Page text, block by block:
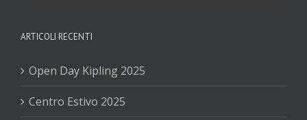
ARTICOLI RECENTI
Open Day Kipling 2025
Centro Estivo 2025